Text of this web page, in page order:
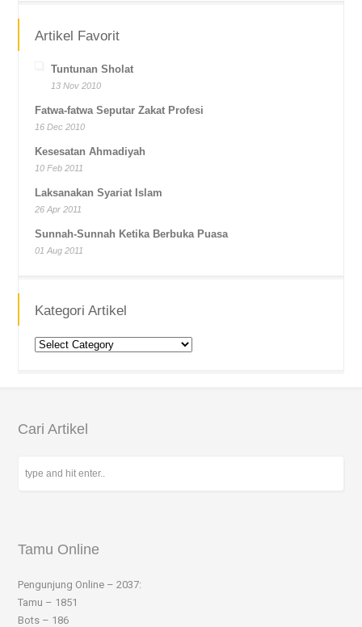
Artikel Favorit
Tuntunan Sholat
13 Nov 2010
Fatwa-fatwa Seputar Zakat Profesi
16 Dec 2010
Kesesatan Ahmadiyah
10 Feb 2011
Laksanakan Syariat Islam
26 Apr 2011
Sunnah-Sunnah Ketika Berbuka Puasa
01 Aug 2011
Kategori Artikel
Kategori
Cari Artikel
Tamu Online
Pengunjung Online – 2037:
Tamu – 1851
Bots – 186